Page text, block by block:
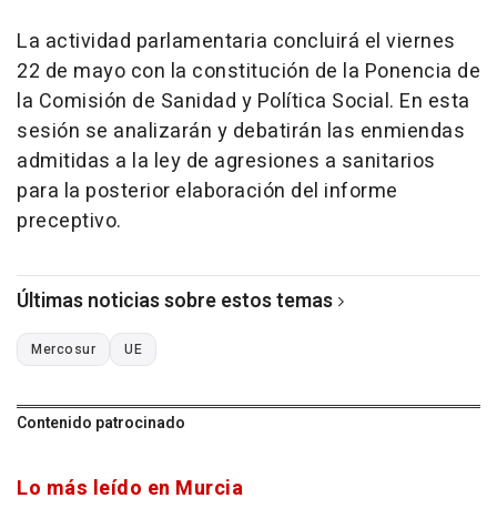
La actividad parlamentaria concluirá el viernes
22 de mayo con la constitución de la Ponencia de
la Comisión de Sanidad y Política Social. En esta
sesión se analizarán y debatirán las enmiendas
admitidas a la ley de agresiones a sanitarios
para la posterior elaboración del informe
preceptivo.
Últimas noticias sobre estos temas
Mercosur UE
Contenido patrocinado
Lo más leído en Murcia